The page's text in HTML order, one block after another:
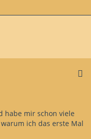
habe mir schon viele
ich das erste Mal